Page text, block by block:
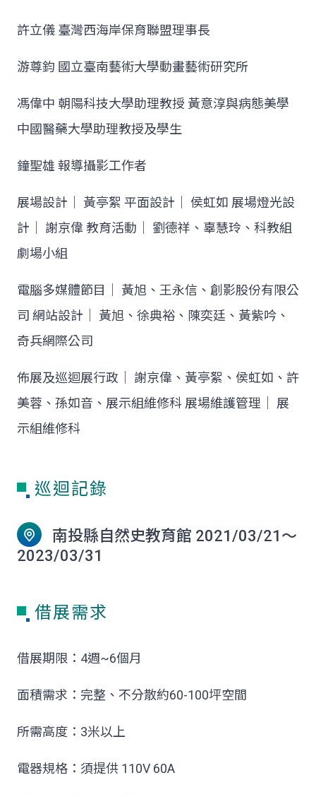
許立儀 臺灣西海岸保育聯盟理事長
游尊鈞 國立臺南藝術大學動畫藝術研究所
馮偉中 朝陽科技大學助理教授 黃意淳與病態美學
中國醫藥大學助理教授及學生
鐘聖雄 報導攝影工作者
展場設計│ 黃亭絮 平面設計│ 侯虹如 展場燈光設
計│ 謝京偉 教育活動│ 劉德祥、辜慧玲、科教組
劇場小組
電腦多媒體節目│ 黃旭、王永信、創影股份有限公
司 網站設計│ 黃旭、徐典裕、陳奕廷、黃紫吟、
奇兵網際公司
佈展及巡迴展行政│ 謝京偉、黃亭絮、侯虹如、許
美蓉、孫如音、展示組維修科 展場維護管理│ 展
示組維修科
巡迴記錄
南投縣自然史教育館 2021/03/21～
2023/03/31
借展需求
借展期限：4週~6個月
面積需求：完整、不分散約60-100坪空間
所需高度：3米以上
電器規格：須提供 110V 60A